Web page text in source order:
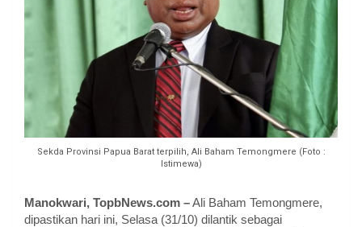
Sekda Provinsi Papua Barat terpilih, Ali Baham Temongmere (Foto :
Istimewa)
Manokwari, TopbNews.com –Ali Baham Temongmere,
dipastikan hari ini, Selasa (31/10) dilantik sebagai